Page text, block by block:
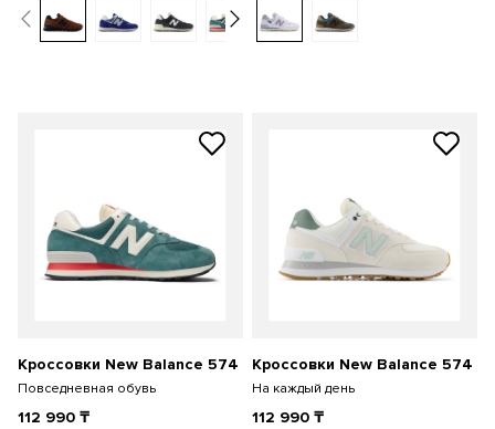
Кроссовки New Balance 574
Повседневная обувь
112 990 ₸
Кроссовки New Balance 574
На каждый день
112 990 ₸